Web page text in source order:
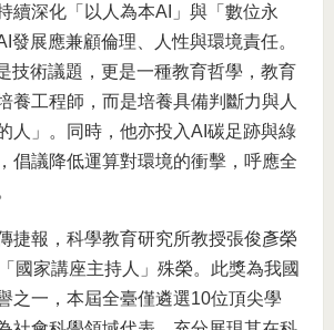
續深化「以人為本AI」與「數位永
發展應兼顧倫理、人性與環境責任。
技術議題，更是一種教育哲學，教育
養工程師，而是培養具備判斷力與人
人」。同時，他亦投入AI碳足跡與綠
倡議降低運算對環境的衝擊，呼應全
捷報，科學教育研究所教授張俊彥榮
國家講座主持人」殊榮。此獎為我國
之一，本屆全臺僅遴選10位頂尖學